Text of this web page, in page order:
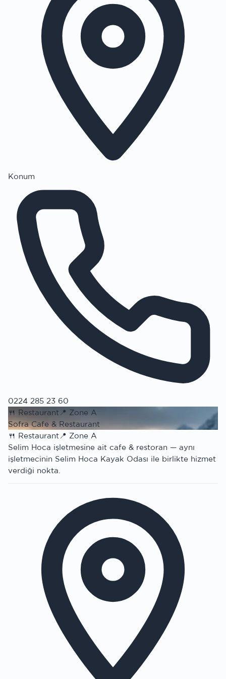
Konum
0224 285 23 60
🍴 Restaurant 📍 Zone A
Sofra Cafe & Restaurant
🍴 Restaurant📍 Zone A
Selim Hoca işletmesine ait cafe & restoran — aynı
işletmecinin Selim Hoca Kayak Odası ile birlikte hizmet
verdiği nokta.